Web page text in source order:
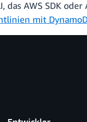
das AWS SDK
mit